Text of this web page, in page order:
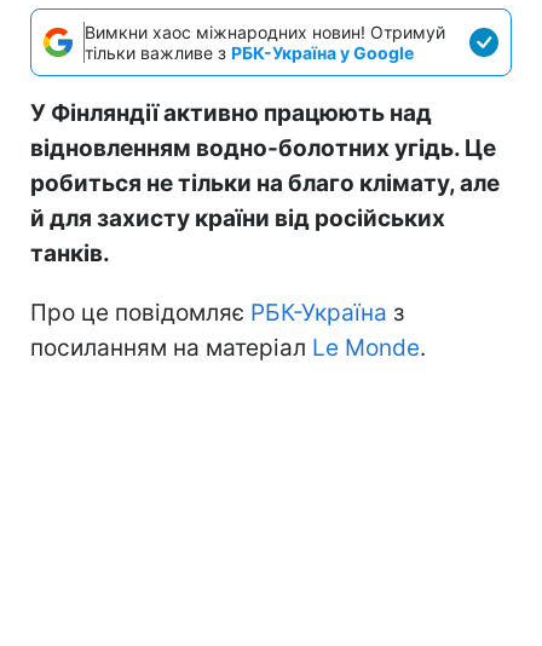
Вимкни хаос міжнародних новин! Отримуй
тільки важливе з РБК-Україна у Google
У Фінляндії активно працюють над
відновленням водно-болотних угідь. Це
робиться не тільки на благо клімату, але
й для захисту країни від російських
танків.
Про це повідомляє РБК-Україна з
посиланням на матеріал Le Monde.